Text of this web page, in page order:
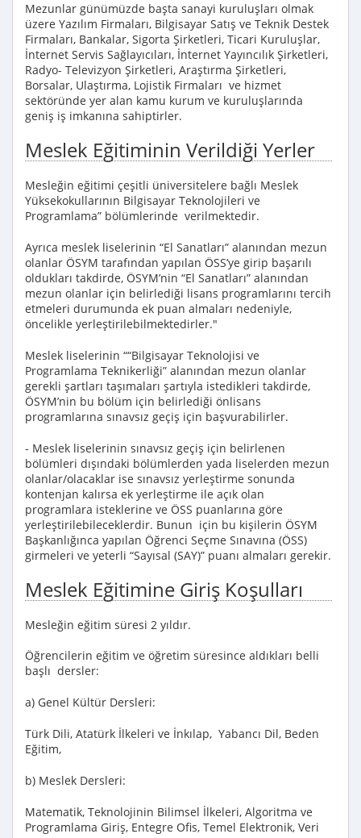
Mezunlar günümüzde başta sanayi kuruluşları olmak
üzere Yazılım Firmaları, Bilgisayar Satış ve Teknik Destek
Firmaları, Bankalar, Sigorta Şirketleri, Ticari Kuruluşlar,
İnternet Servis Sağlayıcıları, İnternet Yayıncılık Şirketleri,
Radyo- Televizyon Şirketleri, Araştırma Şirketleri,
Borsalar, Ulaştırma, Lojistik Firmaları ve hizmet
sektöründe yer alan kamu kurum ve kuruluşlarında
geniş iş imkanına sahiptirler.
Meslek Eğitiminin Verildiği Yerler
Mesleğin eğitimi çeşitli üniversitelere bağlı Meslek
Yüksekokullarının Bilgisayar Teknolojileri ve
Programlama” bölümlerinde verilmektedir.
Ayrıca meslek liselerinin “El Sanatları” alanından mezun
olanlar ÖSYM tarafından yapılan ÖSS’ye girip başarılı
oldukları takdirde, ÖSYM’nin “El Sanatları” alanından
mezun olanlar için belirlediği lisans programlarını tercih
etmeleri durumunda ek puan almaları nedeniyle,
öncelikle yerleştirilebilmektedirler."
Meslek liselerinin ““Bilgisayar Teknolojisi ve
Programlama Teknikerliği” alanından mezun olanlar
gerekli şartları taşımaları şartıyla istedikleri takdirde,
ÖSYM’nin bu bölüm için belirlediği önlisans
programlarına sınavsız geçiş için başvurabilirler.
- Meslek liselerinin sınavsız geçiş için belirlenen
bölümleri dışındaki bölümlerden yada liselerden mezun
olanlar/olacaklar ise sınavsız yerleştirme sonunda
kontenjan kalırsa ek yerleştirme ile açık olan
programlara isteklerine ve ÖSS puanlarına göre
yerleştirilebileceklerdir. Bunun için bu kişilerin ÖSYM
Başkanlığınca yapılan Öğrenci Seçme Sınavına (ÖSS)
girmeleri ve yeterli “Sayısal (SAY)” puanı almaları gerekir.
Meslek Eğitimine Giriş Koşulları
Mesleğin eğitim süresi 2 yıldır.
Öğrencilerin eğitim ve öğretim süresince aldıkları belli
başlı dersler:
a) Genel Kültür Dersleri:
Türk Dili, Atatürk İlkeleri ve İnkılap, Yabancı Dil, Beden
Eğitim,
b) Meslek Dersleri:
Matematik, Teknolojinin Bilimsel İlkeleri, Algoritma ve
Programlama Giriş, Entegre Ofis, Temel Elektronik, Veri